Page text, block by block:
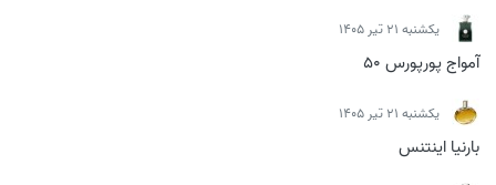
يكشنبه 21 تیر 1405
آمواج پورپورس 50
يكشنبه 21 تیر 1405
بارنیا اینتنس